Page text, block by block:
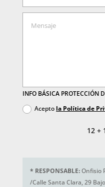
INFO BÁSICA PROTECCIÓN
Acepto la Política de
12 +
* RESPONSABLE:Onfisio
/Calle Santa Clara, 29